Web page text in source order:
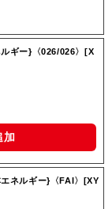
ギー}〈026/026〉[X
加
ネルギー}〈FAI〉[XY